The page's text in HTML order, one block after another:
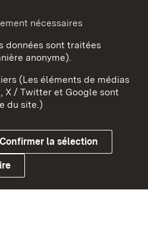
Confidentialité
nécessaires
données sont traitées
anonyme).
(Les éléments de médias
X / Twitter et Google sont
du site.)
Confirmer la sélection